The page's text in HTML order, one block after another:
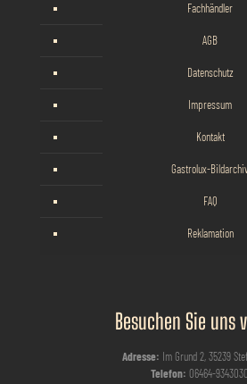
Fachhändler
AGB
Datenschutz
Impressum
Kontakt
Gastrolux-
FAQ
Reklamation
Besuchen Sie uns
Adresse: Im Grund 2, 35239
Telefon: 06464-9343030